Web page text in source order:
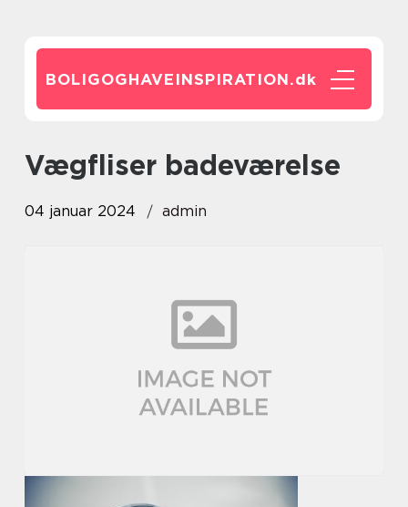
BOLIGOGHAVEINSPIRATION.dk
vægfliser badeværelse
04 januar 2024 admin